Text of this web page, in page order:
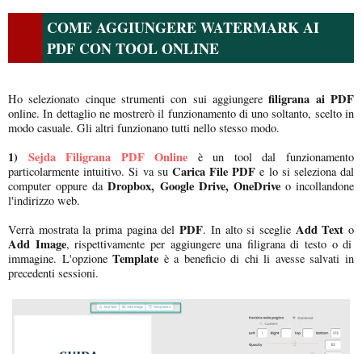
COME AGGIUNGERE WATERMARK AI
PDF CON TOOL ONLINE
Ho selezionato cinque strumenti con sui aggiungerefiligrana ai PDF
online. In dettaglio ne mostrerò il funzionamento di uno soltanto, scelto in
modo casuale. Gli altri funzionano tutti nello stesso modo.
1) Sejda Filigrana PDF Online è un tool dal funzionamento
particolarmente intuitivo. Si va su Carica File PDF e lo si seleziona dal
computer oppure daDropbox, Google Drive, OneDriveo incollandone
l'indirizzo web.
Verrà mostrata la prima pagina del PDF. In alto si sceglie Add Text o
Add Image, rispettivamente per aggiungere una filigrana di testo o di
immagine. L'opzioneTemplate è a beneficio di chi li avesse salvati in
precedenti sessioni.